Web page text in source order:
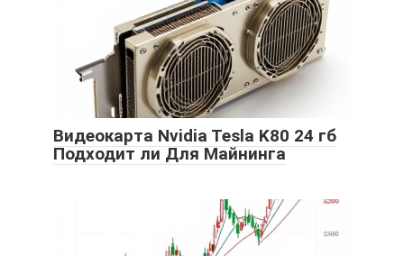
Видеокарта Nvidia Tesla K80 24 гб
Подходит ли Для Майнинга